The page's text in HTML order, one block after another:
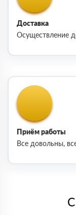
Доставка
Осуществление
Приём работы
Все довольны,